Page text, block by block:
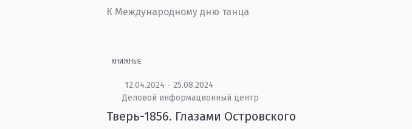
К Международному дню танца
КНИЖНЫЕ
12.04.2024 - 25.08.2024
Деловой информационный центр
Тверь-1856. Глазами Островского